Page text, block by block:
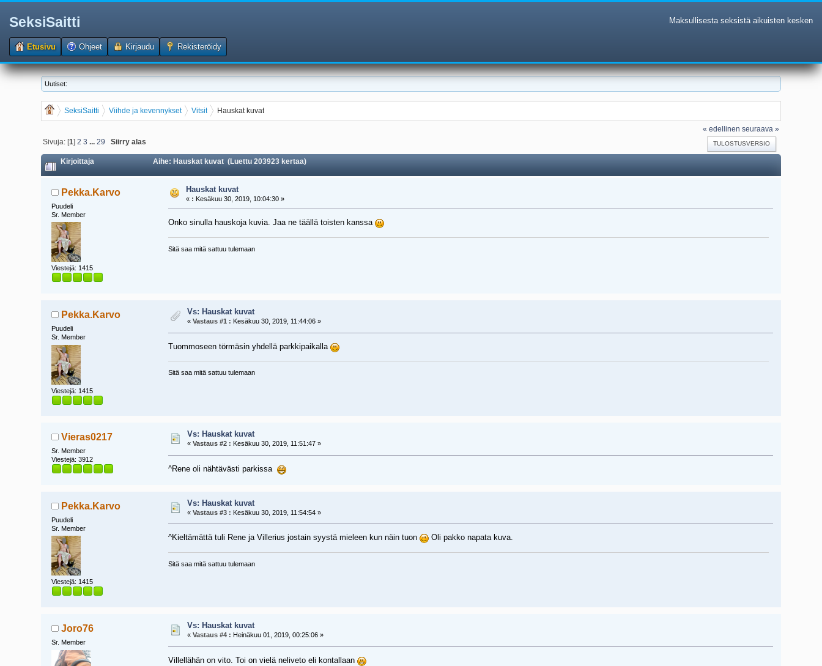
SeksiSaitti Maksullisesta seksistä aikuisten kesken
Etusivu Ohjeet Kirjaudu Rekisteröidy
Uutiset:
SeksiSaitti Viihde ja kevennykset Vitsit Hauskat kuvat
« edellinen seuraava »
TULOSTUSVERSIO
Sivuja: [1] 2 3 ... 29 Siirry alas
Kirjoittaja Aihe: Hauskat kuvat (Luettu 203923 kertaa)
Pekka.Karvo
Puudeli
Sr. Member
Viestejä: 1415
Hauskat kuvat
« : Kesäkuu 30, 2019, 10:04:30 »
Onko sinulla hauskoja kuvia. Jaa ne täällä toisten kanssa
Sitä saa mitä sattuu tulemaan
Pekka.Karvo
Puudeli
Sr. Member
Viestejä: 1415
Vs: Hauskat kuvat
« Vastaus #1 : Kesäkuu 30, 2019, 11:44:06 »
Tuommoseen törmäsin yhdellä parkkipaikalla
Sitä saa mitä sattuu tulemaan
Vieras0217
Sr. Member
Viestejä: 3912
Vs: Hauskat kuvat
« Vastaus #2 : Kesäkuu 30, 2019, 11:51:47 »
^Rene oli nähtävästi parkissa
Pekka.Karvo
Puudeli
Sr. Member
Viestejä: 1415
Vs: Hauskat kuvat
« Vastaus #3 : Kesäkuu 30, 2019, 11:54:54 »
^Kieltämättä tuli Rene ja Villerius jostain syystä mieleen kun näin tuon Oli pakko napata kuva.
Sitä saa mitä sattuu tulemaan
Joro76
Sr. Member
Vs: Hauskat kuvat
« Vastaus #4 : Heinäkuu 01, 2019, 00:25:06 »
Villellähän on vito. Toi on vielä neliveto eli kontallaan